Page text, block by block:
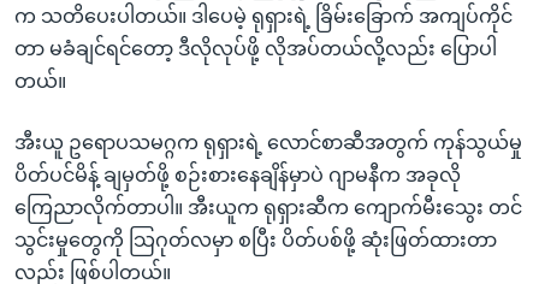
က သတိပေးပါတယ်။ ဒါပေမဲ့ ရုရှားရဲ့ ခြိမ်းခြောက် အကျပ်ကိုင်
တာ မခံချင်ရင်တော့ ဒီလိုလုပ်ဖို့ လိုအပ်တယ်လို့လည်း ပြောပါ
တယ်။
အီးယူ ဥရောပသမဂ္ဂက ရုရှားရဲ့ လောင်စာဆီအတွက် ကုန်သွယ်မှု
ပိတ်ပင်မိန့် ချမှတ်ဖို့ စဉ်းစားနေချိန်မှာပဲ ဂျာမနီက အခုလို
ကြေညာလိုက်တာပါ။ အီးယူက ရုရှားဆီက ကျောက်မီးသွေး တင်
သွင်းမှုတွေကို သြဂုတ်လမှာ စပြီး ပိတ်ပစ်ဖို့ ဆုံးဖြတ်ထားတာ
လည်း ဖြစ်ပါတယ်။